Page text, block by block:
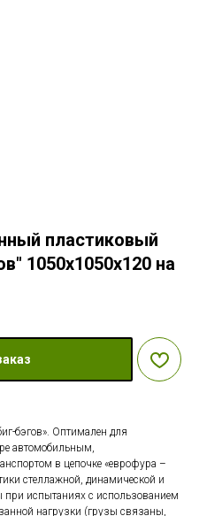
пластиковый
1050х1050х120 на
бэгов». Оптимален для
автомобильным,
в цепочке «еврофура –
стеллажной, динамической и
при испытаниях с использованием
нагрузки (грузы связаны,